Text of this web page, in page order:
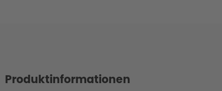
Produktinformationen